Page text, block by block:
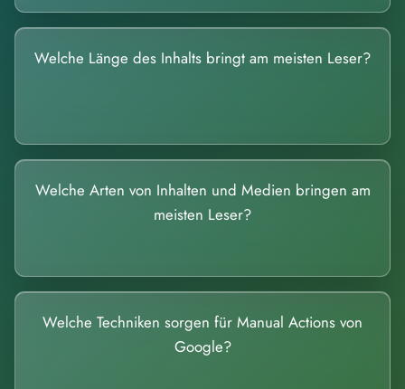
Welche Länge des Inhalts bringt am meisten Leser?
Welche Arten von Inhalten und Medien bringen am
meisten Leser?
Welche Techniken sorgen für Manual Actions von
Google?